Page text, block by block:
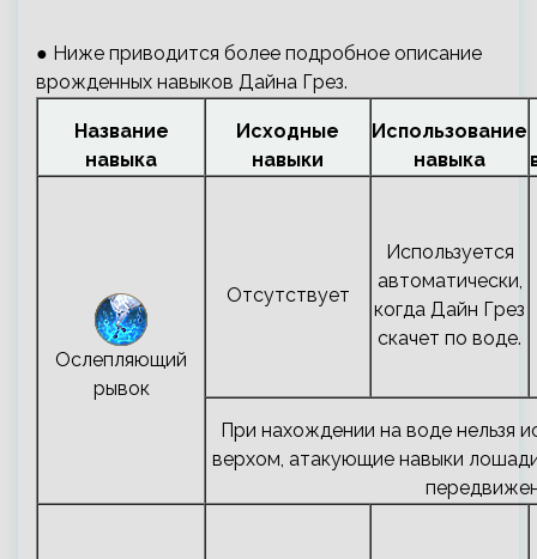
● Ниже приводится более подробное описание
врожденных навыков Дайна Грез.
Название
навыка
Исходные
навыки
Использование
навыка
Ослепляющий
рывок
Отсутствует
Используется
автоматически,
когда Дайн Грез
скачет по воде.
При нахождении на воде нельзя
верхом, атакующие навыки